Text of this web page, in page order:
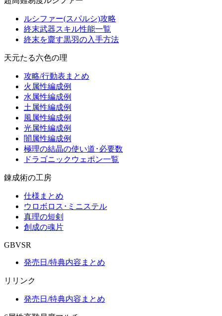
ルシファー(スパルシ)攻略
終末武器スキル性能一覧
終末を齎す黒羽の入手方法
天元たる六色の理
攻略/行動表まとめ
火属性編成例
水属性編成例
土属性編成例
風属性編成例
光属性編成例
闇属性編成例
極理の結晶の使い道･必要数
ドラゴニックウェポン一覧
錬成術の工房
仕様まとめ
ウロボロス･ミニステル
真理の短剣
創成の魂片
GBVSR
発売日/特典内容まとめ
リリンク
発売日/特典内容まとめ